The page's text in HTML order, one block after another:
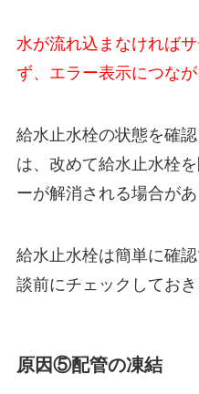
水が流れ込まなければ
ず、エラー表示につなが
給水止水栓の状態を確
は、改めて給水止水栓
ーが解消される場合があ
給水止水栓は簡単に確
談前にチェックしておき
原因⑤配管の凍結